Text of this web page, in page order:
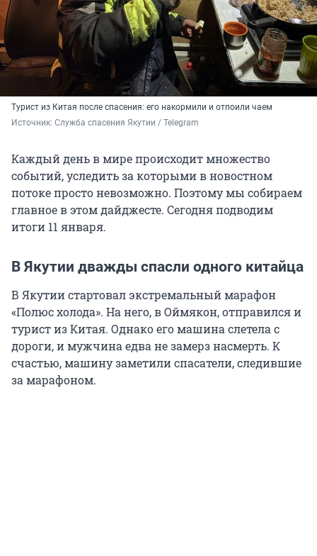
Турист из Китая после спасения: его накормили и отпоили чаем
Источник: Служба спасения Якутии / Telegram
Каждый день в мире происходит множество
событий, уследить за которыми в новостном
потоке просто невозможно. Поэтому мы собираем
главное в этом дайджесте. Сегодня подводим
итоги 11 января.
В Якутии дважды спасли одного китайца
В Якутии стартовал экстремальный марафон
«Полюс холода». На него, в Оймякон, отправился и
турист из Китая. Однако его машина слетела с
дороги, и мужчина едва не замерз насмерть. К
счастью, машину заметили спасатели, следившие
за марафоном.